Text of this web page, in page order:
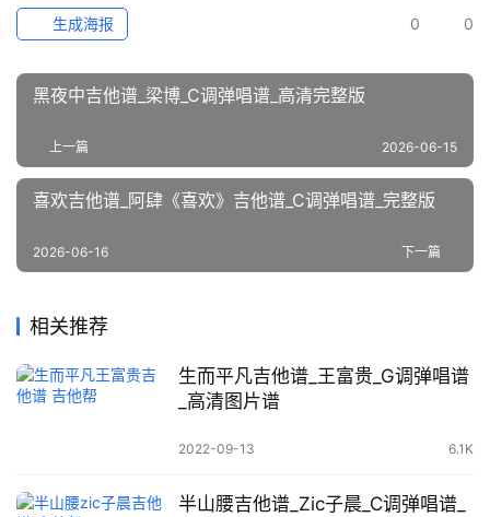
0 0
生成海报
黑夜中吉他谱_梁博_C调弹唱谱_高清完整版
上一篇 2026-06-15
喜欢吉他谱_阿肆《喜欢》吉他谱_C调弹唱谱_完整版
下一篇
2026-06-16
相关推荐
生而平凡吉他谱_王富贵_G调弹唱谱
_高清图片谱
2022-09-13 6.1K
半山腰吉他谱_Zic子晨_C调弹唱谱_